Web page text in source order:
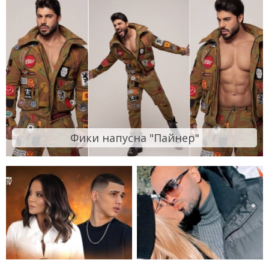
Фики напусна "Пайнер"